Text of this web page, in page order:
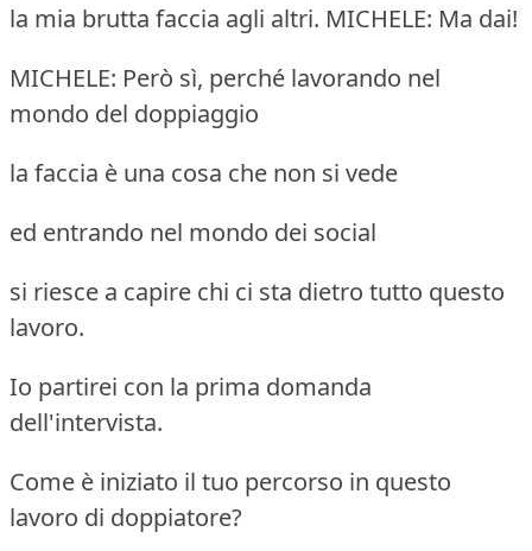
la mia brutta faccia agli altri. MICHELE: Ma dai!
MICHELE: Però sì, perché lavorando nel
mondo del doppiaggio
la faccia è una cosa che non si vede
ed entrando nel mondo dei social
si riesce a capire chi ci sta dietro tutto questo
lavoro.
Io partirei con la prima domanda
dell'intervista.
Come è iniziato il tuo percorso in questo
lavoro di doppiatore?